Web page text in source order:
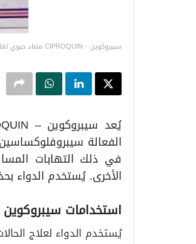
سيبروكوين - CIPROQUIN مضاد حيوي لعلاج الالتهابات البكتيرية المتعددة
الفعالة
في ذلك التهابات
الأخرى. يُستخدم الدواء
استخدامات سيبروكوين
يُستخدم الدواء لعلاج